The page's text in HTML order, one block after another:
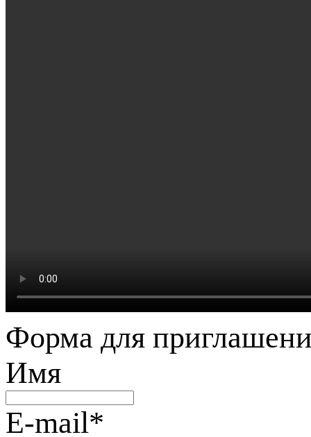
Форма для
Имя
E-mail*